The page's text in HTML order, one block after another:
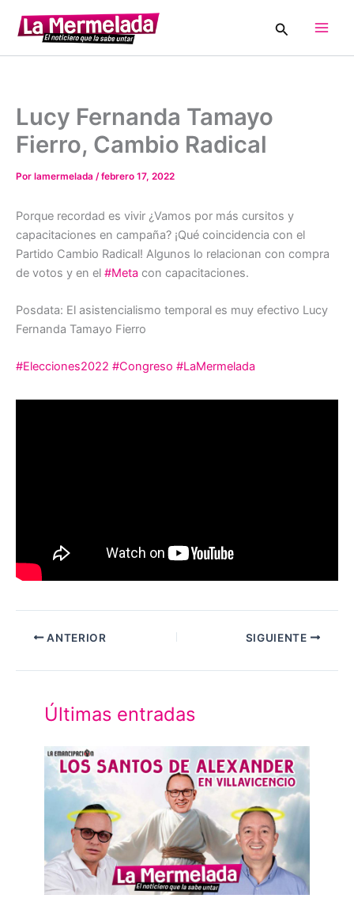
contenido
Buscar
Lucy Fernanda Tamayo
Fierro, Cambio Radical
Por lamermelada /febrero 17, 2022
Porque recordad es vivir ¿Vamos por más cursitos y
capacitaciones en campaña? ¡Qué coincidencia con el
Partido Cambio Radical! Algunos lo relacionan con compra
de votos y en el #Meta con capacitaciones.
Posdata: El asistencialismo temporal es muy efectivo Lucy
Fernanda Tamayo Fierro
#Elecciones2022 #Congreso #LaMermelada
ANTERIOR SIGUIENTE
Últimas entradas